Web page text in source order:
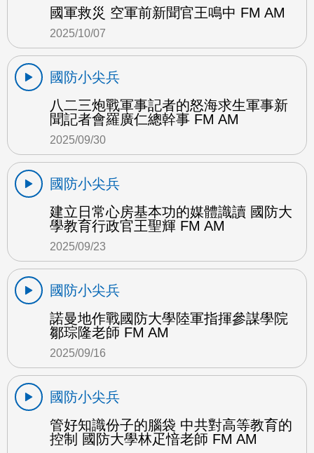
國軍救災 空軍前新聞官王鳴中 FM AM
2025/10/07
國防小尖兵
八二三炮戰軍事記者的怒海求生軍事新
聞記者會羅廣仁總幹事 FM AM
2025/09/30
國防小尖兵
建立日常心房基本功的媒體識讀 國防大
學教育行政官王聖輝 FM AM
2025/09/23
國防小尖兵
諾曼地作戰國防大學陸軍指揮參謀學院
鄒琮隆老師 FM AM
2025/09/16
國防小尖兵
管好知識份子的腦袋 中共對高等教育的
控制 國防大學林疋愔老師 FM AM